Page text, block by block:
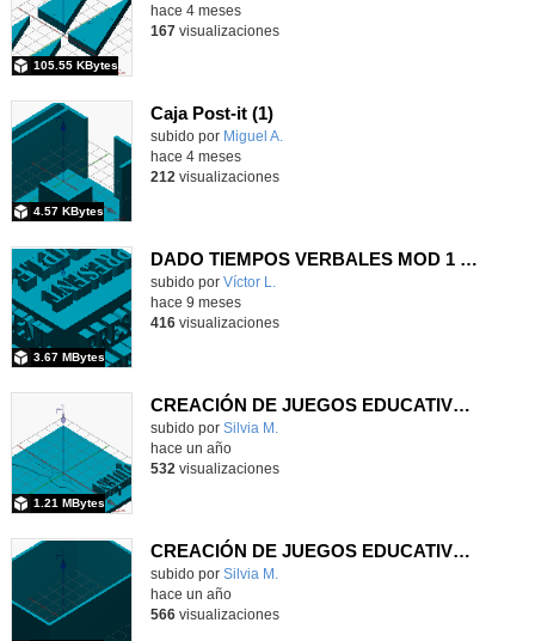
105.55 KBytes
hace 4 meses
167 visualizaciones
Caja Post-it (1)
subido por Miguel A.
4.57 KBytes
hace 4 meses
212 visualizaciones
DADO TIEMPOS VERBALES MOD 1 STL
Contenido educativo.
subido por Víctor L.
3.67 MBytes
hace 9 meses
416visualizaciones
CREACIÓN DE JUEGOS EDUCATIVOS A TRAVÉS DEL DISEÑO E IMPRESIÓN 3D EN EL AULA DE RELIGIÓN
Contenido educativo.
subido por Silvia M.
1.21 MBytes
hace un año
532 visualizaciones
CREACIÓN DE JUEGOS EDUCATIVOS A TRAVÉS DEL DISEÑO E IMPRESIÓN 3D EN EL AULA DE RELIGIÓN
Contenido educativo.
subido por Silvia M.
hace un año
566visualizaciones